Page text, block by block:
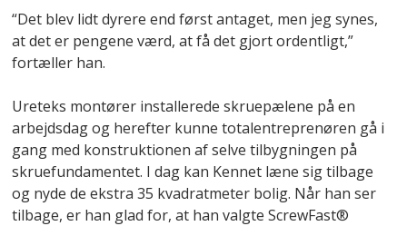
“Det blev lidt dyrere end først antaget, men jeg synes,
at det er pengene værd, at få det gjort ordentligt,”
fortæller han.
Ureteks montører installerede skruepælene på en
arbejdsdag og herefter kunne totalentreprenøren gå i
gang med konstruktionen af selve tilbygningen på
skruefundamentet. I dag kan Kennet læne sig tilbage
og nyde de ekstra 35 kvadratmeter bolig. Når han ser
tilbage, er han glad for, at han valgte ScrewFast®